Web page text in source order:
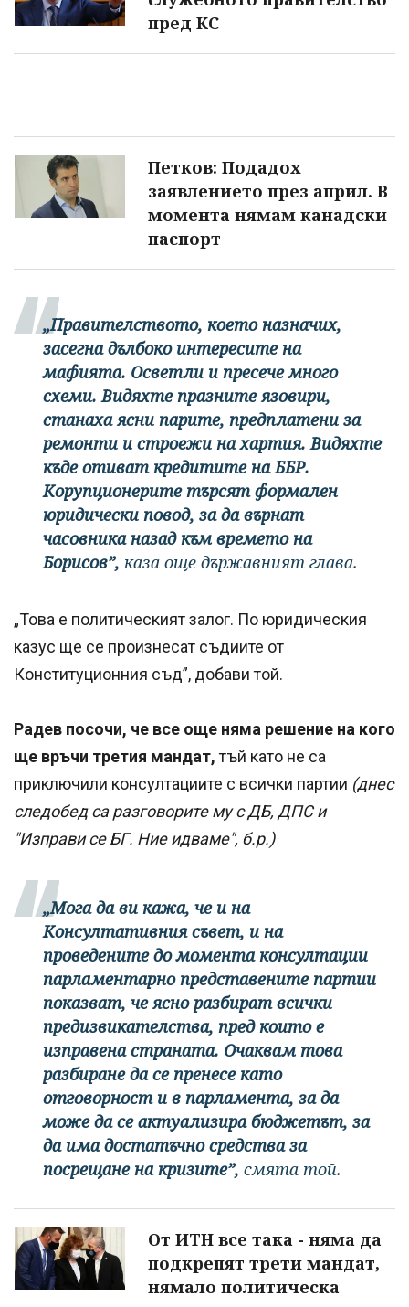
пред КС
Петков: Подадох
заявлението през април. В
момента нямам канадски
паспорт
„Правителството, което назначих,
засегна дълбоко интересите на
мафията. Осветли и пресече много
схеми. Видяхте празните язовири,
станаха ясни парите, предплатени за
ремонти и строежи на хартия. Видяхте
къде отиват кредитите на ББР.
Корупционерите търсят формален
юридически повод, за да върнат
часовника назад към времето на
Борисов”, каза още държавният глава.
„Това е политическият залог. По юридическия
казус ще се произнесат съдиите от
Конституционния съд”, добави той.
Радев посочи, че все още няма решение на кого
ще връчи третия мандат,тъй като не са
приключили консултациите с всички партии (днес
следобед са разговорите му с ДБ, ДПС и
"Изправи се БГ. Ние идваме", б.р.)
„Мога да ви кажа, че и на
Консултативния съвет, и на
проведените до момента консултации
парламентарно представените партии
показват, че ясно разбират всички
предизвикателства, пред които е
изправена страната. Очаквам това
разбиране да се пренесе като
отговорност и в парламента, за да
може да се актуализира бюджетът, за
да има достатъчно средства за
посрещане на кризите”, смята той.
От ИТН все така - няма да
подкрепят трети мандат,
нямало политическа